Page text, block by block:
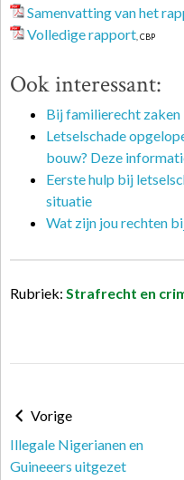
Samenvatting van het
Volledige rapport , CBP
Ook interessant:
Bij familierecht zaken
Letselschade
bouw? Deze
Eerste hulp bij
situatie
Wat zijn jou rechten
Rubriek: Strafrecht en
Vorige
Illegale Nigerianen en
Guineeers uitgezet